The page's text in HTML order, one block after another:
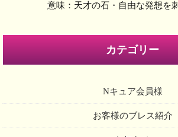
意味：天才の石・自由な発想を
カテゴリー
Nキュア会員様
お客様のブレス紹介